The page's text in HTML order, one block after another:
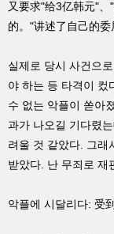
又要求"给3亿韩元"
的。"讲述了自己的委
실제로 당시 사건으
야 하는 등 타격이 컸
수 없는 악플이 쏟아
과가 나오길 기다렸
려울 것 같았다. 그래
받았다. 난 무죄로 재
악플에 시달리다: 受